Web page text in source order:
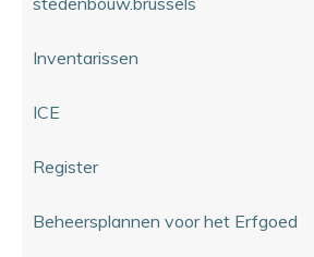
Inventarissen
ICE
Register
Beheersplannen voor het Erfgoed